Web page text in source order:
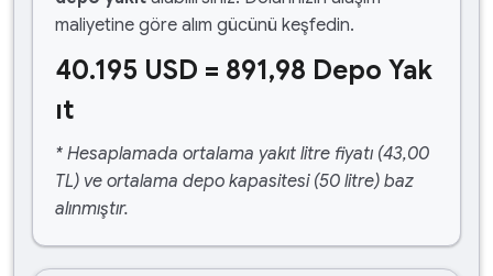
maliyetine göre alım gücünü keşfedin.
40.195 USD = 891,98 Depo Yak
ıt
* Hesaplamada ortalama yakıt litre fiyatı (43,00
TL) ve ortalama depo kapasitesi (50 litre) baz
alınmıştır.